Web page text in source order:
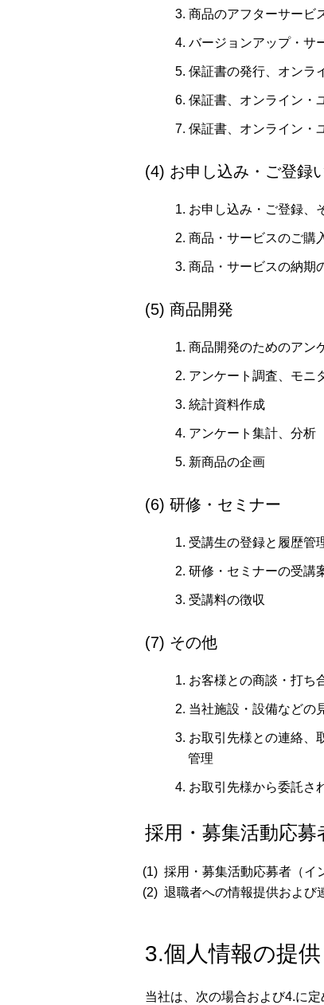
商品のアフターサービ
バージョンアップ・サ
保証書の発行、オンラ
保証書、オンライン・
保証書、オンライン・
(4) お申し込み・ご登録
お申し込み・ご登録、
商品・サービスのご購
商品・サービスの納期
(5) 商品開発
商品開発のためのアン
アンケート調査、モニ
統計資料作成
アンケート集計、分析
新商品の企画
(6) 研修・セミナー
受講生の登録と履歴管
研修・セミナーの受講
受講料の徴収
(7) その他
お客様との商談・打ち
当社施設・設備などの
お取引先様との連絡、
管理
お取引先様から委託さ
採用・募集活動応
採用・募集活動応募者（イ
退職者への情報提供および
3.個人情報の提供
当社は、次の場合および4.に